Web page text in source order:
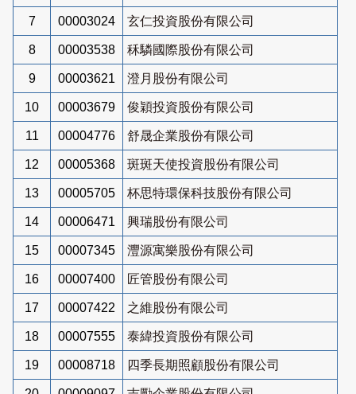
7 00003024 玄仁投資股份有限公司
8 00003538 秝驎國際股份有限公司
9 00003621 澄月股份有限公司
10 00003679 俊穎投資股份有限公司
11 00004776 舒晟企業股份有限公司
12 00005368 斑斑天使投資股份有限公司
13 00005705 杯思特環保科技股份有限公司
14 00006471 興瑞股份有限公司
15 00007345 灃源寓樂股份有限公司
16 00007400 匠管股份有限公司
17 00007422 之維股份有限公司
18 00007555 泰緯投資股份有限公司
19 00008718 四季長期照顧股份有限公司